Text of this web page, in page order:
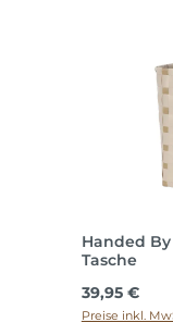
Handed
Tasche
Regulärer
39,95 €
Preise inkl.